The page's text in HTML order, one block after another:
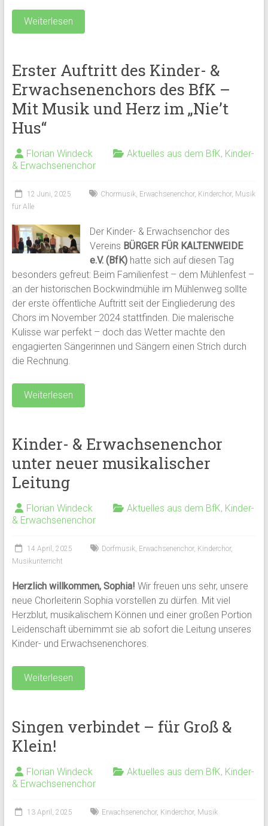
Weiterlesen
Erster Auftritt des Kinder- &
Erwachsenenchors des BfK –
Mit Musik und Herz im „Nie’t
Hus“
Florian Windeck Aktuelles aus dem BfK, Kinder-
& Erwachsenenchor
12 Juni, 2025 Chormusik, Erwachsenenchor, Kinderchor, Musik
für Alle
Der Kinder- & Erwachsenchor des
Vereins BÜRGER FÜR KALTENWEIDE
e.V. (BfK) hatte sich auf diesen Tag
besonders gefreut: Beim Familienfest – dem Mühlenfest –
an der historischen Bockwindmühle im Mühlenweg sollte
der erste öffentliche Auftritt seit der Eingliederung des
Chors im November 2024 stattfinden. Die malerische
Kulisse war perfekt – doch das Wetter machte den
engagierten Sängerinnen und Sängern einen Strich durch
die Rechnung.
Weiterlesen
Kinder- & Erwachsenenchor
unter neuer musikalischer
Leitung
Florian Windeck Aktuelles aus dem BfK, Kinder-
& Erwachsenenchor
14 April, 2025 Dorfmusik, Erwachsenenchor, Kinderchor,
Musikunterricht
Herzlich willkommen, Sophia! Wir freuen uns sehr, unsere
neue Chorleiterin Sophia vorstellen zu dürfen. Mit viel
Herzblut, musikalischem Können und einer großen Portion
Leidenschaft übernimmt sie ab sofort die Leitung unseres
Kinder- und Erwachsenenchores.
Weiterlesen
Singen verbindet – für Groß &
Klein!
Florian Windeck Aktuelles aus dem BfK, Kinder-
& Erwachsenenchor
13 April, 2025 Erwachsenenchor, Kinderchor, Musik